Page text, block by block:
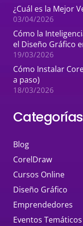
¿Cuál es la Mejor
03/04/2026
Cómo la
el Diseño Gráfico
19/03/2026
Cómo Instalar
a paso)
18/03/2026
Categorías
Blog
CorelDraw
Cursos Online
Diseño Gráfico
Emprendedores
Eventos Temáticos